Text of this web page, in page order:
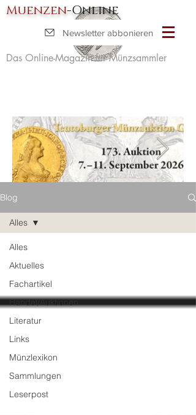
Muenzen-Online
Das Online-Magazin für Münzsammler
Newsletter abbonieren
Blog
Alles
Aktuelles
Fachartikel
Handel/Auktionen
Literatur
Links
Münzlexikon
Sammlungen
Leserpost
Alles